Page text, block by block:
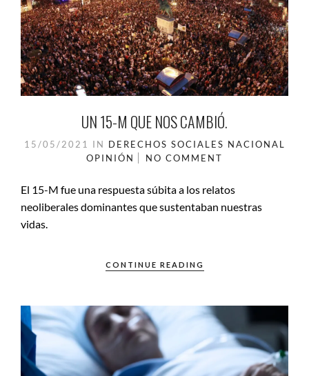
UN 15-M QUE NOS CAMBIÓ.
15/05/2021 IN DERECHOS SOCIALES NACIONAL
OPINIÓN
NO COMMENT
El 15-M fue una respuesta súbita a los relatos
neoliberales dominantes que sustentaban nuestras
vidas.
CONTINUE READING